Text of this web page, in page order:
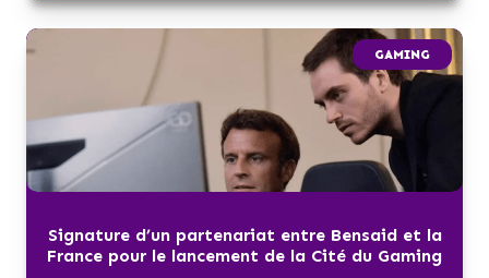
GAMING
Signature d’un partenariat entre Bensaid et la
France pour le lancement de la Cité du Gaming